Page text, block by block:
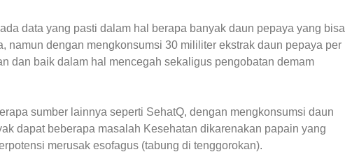
data yang pasti dalam hal berapa banyak daun pepaya yang bisa
namun dengan mengkonsumsi 30 mililiter ekstrak daun pepaya per
dan baik dalam hal mencegah sekaligus pengobatan demam
sumber lainnya seperti SehatQ, dengan mengkonsumsi daun
dapat beberapa masalah Kesehatan dikarenakan papain yang
merusak esofagus (tabung di tenggorokan).